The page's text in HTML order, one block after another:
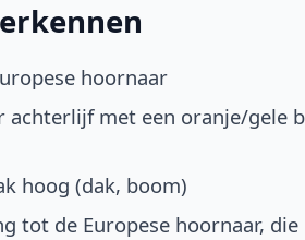
hoornaar
met een oranje/gele
hoog (dak, boom)
tot de Europese hoornaar,